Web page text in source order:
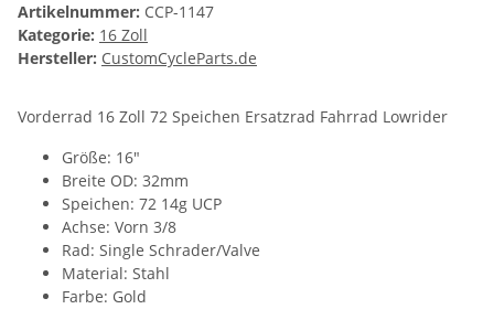
Artikelnummer: CCP-1147
Kategorie: 16 Zoll
Hersteller: CustomCycleParts.de
Vorderrad 16 Zoll 72 Speichen Ersatzrad Fahrrad Lowrider
Größe: 16"
Breite OD: 32mm
Speichen: 72 14g UCP
Achse: Vorn 3/8
Rad: Single Schrader/Valve
Material: Stahl
Farbe: Gold